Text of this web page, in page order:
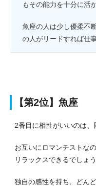
もその能力を十分に活
魚座の人は少し優柔不
の人がリードすれば仕
【第2位】魚座
2番目に相性がいいのは、
お互いにロマンチストな
リラックスできるでしょう
独自の感性を持ち、どん